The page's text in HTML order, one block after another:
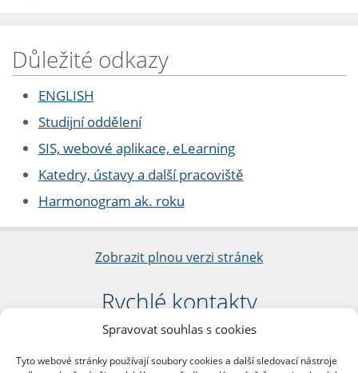
Spravovat souhlas s cookies
Tyto webové stránky používají soubory cookies a další sledovací nástroje
Důležité odkazy
ENGLISH
Studijní oddělení
SIS, webové aplikace, eLearning
Katedry, ústavy a další pracoviště
Harmonogram ak. roku
Zobrazit plnou verzi stránek
Rychlé kontakty
Filozofická fakulta
nám. Jana Palacha 1/2